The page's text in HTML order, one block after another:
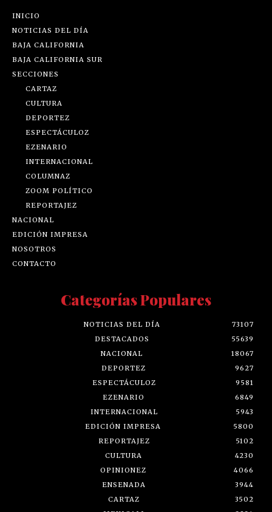
INICIO
NOTICIAS DEL DÍA
BAJA CALIFORNIA
BAJA CALIFORNIA SUR
SECCIONES
CARTAZ
CULTURA
DEPORTEZ
ESPECTÁCULOZ
EZENARIO
INTERNACIONAL
COLUMNAZ
ZOOM POLÍTICO
REPORTAJEZ
NACIONAL
EDICIÓN IMPRESA
NOSOTROS
CONTACTO
Categorías Populares
NOTICIAS DEL DÍA
73107
DESTACADOS
55639
NACIONAL
18067
DEPORTEZ
9627
ESPECTÁCULOZ
9581
EZENARIO
6849
INTERNACIONAL
5943
EDICIÓN IMPRESA
5800
REPORTAJEZ
5102
CULTURA
4230
OPINIONEZ
4066
ENSENADA
3944
CARTAZ
3502